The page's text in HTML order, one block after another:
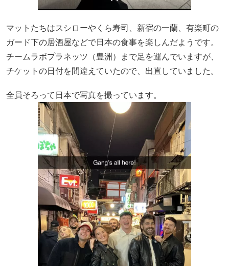
マットたちはスシローやくら寿司、新宿の一蘭、有楽町の
ガード下の居酒屋などで日本の食事を楽しんだようです。
チームラボプラネッツ（豊洲）まで足を運んでいますが、
チケットの日付を間違えていたので、出直していました。
全員そろって日本で写真を撮っています。